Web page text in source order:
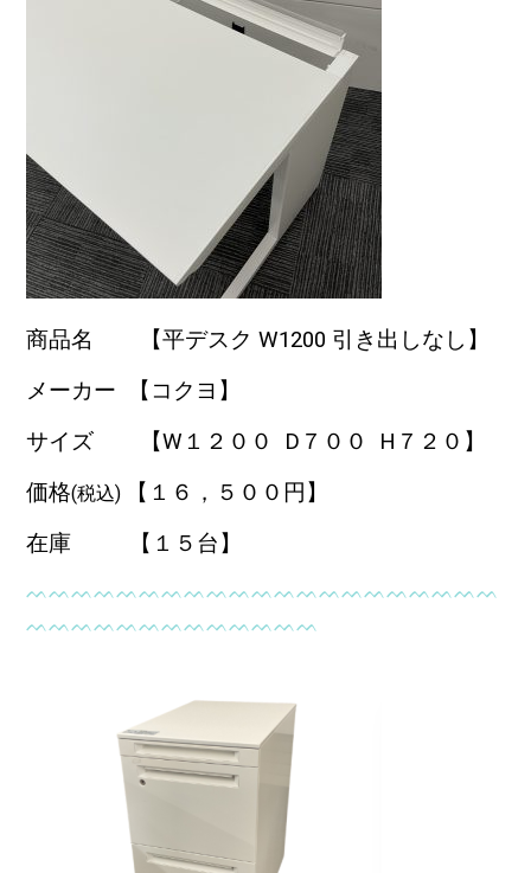
商品名 【平デスク W1200 引き出しなし】
メーカー 【コクヨ】
サイズ 【W１２００
D７００ H７２０】
価格(税込) 【１６，５ ００円】
在庫 【１５台】
ᨓᨓᨓᨓᨓᨓᨓᨓᨓᨓᨓᨓᨓᨓᨓᨓᨓᨓᨓᨓᨓ
ᨓᨓᨓᨓᨓᨓᨓᨓᨓᨓᨓᨓᨓ